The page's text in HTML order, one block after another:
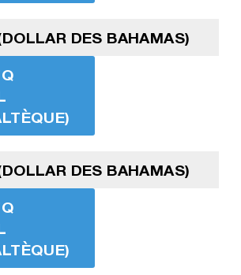
DES BAHAMAS)
DES BAHAMAS)